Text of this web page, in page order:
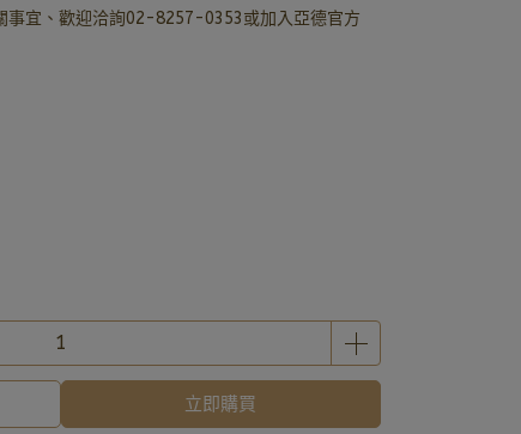
事宜、歡迎洽詢02-8257-0353或加入亞德官方
立即購買